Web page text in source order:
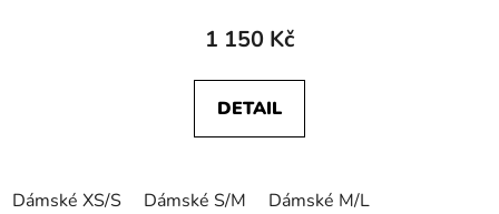
1 150 Kč
DETAIL
Dámské XS/S Dámské S/M Dámské M/L